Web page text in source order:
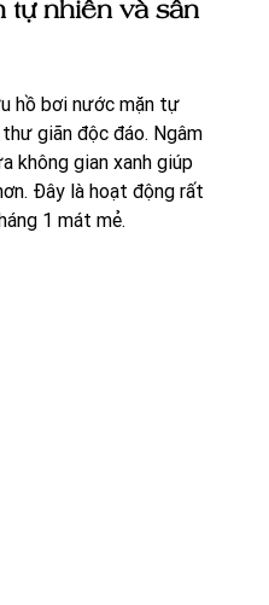
tự nhiên và sân
hồ bơi nước mặn tự
giãn độc đáo. Ngâm
không gian xanh giúp
Đây là hoạt động rất
1 mát mẻ.